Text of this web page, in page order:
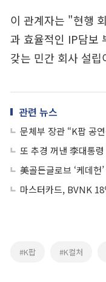
이 관계자는 "현행
과 효율적인 IP담보
갖는 민간 회사 설
관련 뉴스
문체부 장관 “K팝 공
또 추경 꺼낸 李대통
美골든글로브 ‘케데
마스터카드, BVNK
#K팝 #K컬처